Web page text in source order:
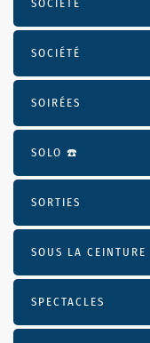
SOCIÉTÉ
SOCIÉTÉ
SOIRÉES
SOLO ☎️
SORTIES
SOUS LA CEINTURE
SPECTACLES